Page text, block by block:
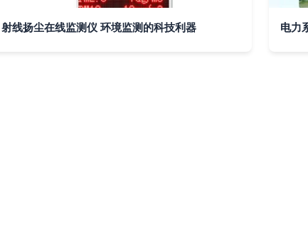
射线扬尘在线监测仪 环境监测的科技利器